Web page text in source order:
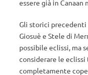
essere già in
Gli storici
Giosuè e Stele di
possibile eclissi, ma
considerare le
completamente